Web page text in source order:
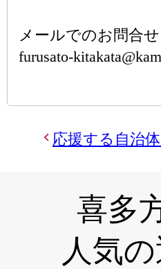
メールでのお問合せ
furusato-
応援する自治
喜多
人気